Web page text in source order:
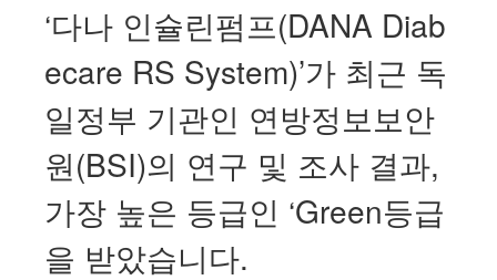
‘다나 인슐린펌프(DANA Diab
ecare RS System)’가 최근 독
일정부 기관인 연방정보보안
원(BSI)의 연구 및 조사 결과,
가장 높은 등급인 ‘Green등급
을 받았습니다.